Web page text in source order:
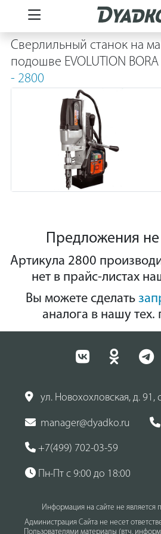
Сверлильный станок на
подошве EVOLUTION
- 2800
Предложения
Артикула 2800
нет в прайс-листах
Вы можете сделать
аналога в нашу
ул. Новохохловская, д. 91,
manager@dyadko.ru
+7(499) 702-03-59
Пн-Пт с 9:00 до 18:00
Информация на сайте не является
Администрация Сайта не несет
Пользователями материалы (втч,